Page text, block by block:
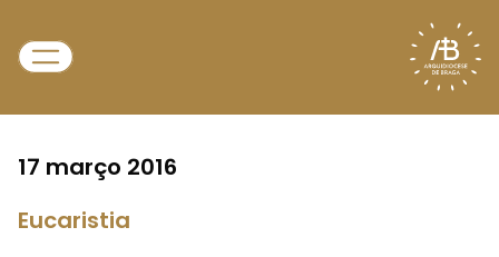
17 março 2016
Eucaristia